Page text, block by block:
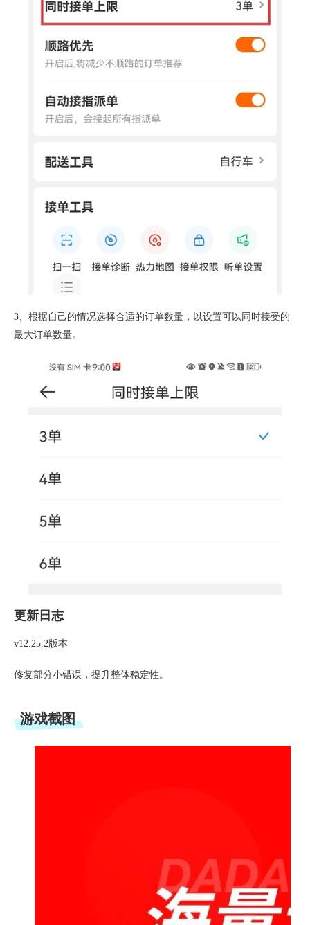
3、根据自己的情况选择合适的订单数量，以设置可以同时接受的
最大订单数量。
更新日志
v12.25.2版本
修复部分小错误，提升整体稳定性。
游戏截图